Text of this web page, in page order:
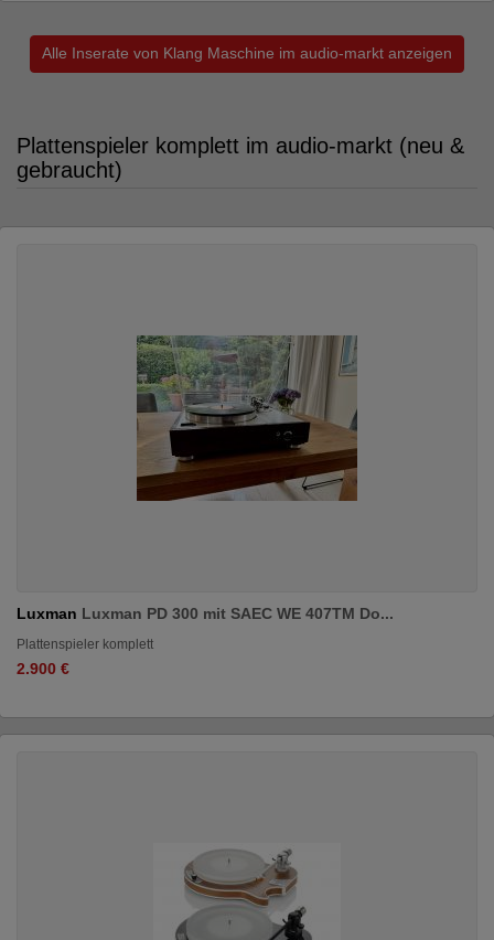
Alle Inserate von Klang Maschine im audio-markt anzeigen
Plattenspieler komplett im audio-markt (neu &
gebraucht)
Luxman Luxman PD 300 mit SAEC WE 407TM Do...
Plattenspieler komplett
2.900 €